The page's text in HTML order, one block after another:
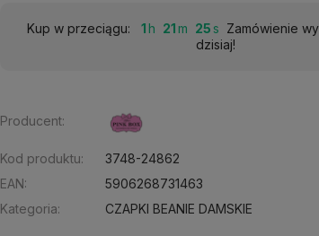
Kup w przeciągu: 1 21 23
Zamówienie
dzisiaj!
Producent:
Kod produktu:
3748-24862
EAN:
5906268731463
Kategoria:
CZAPKI BEANIE DAMSKIE